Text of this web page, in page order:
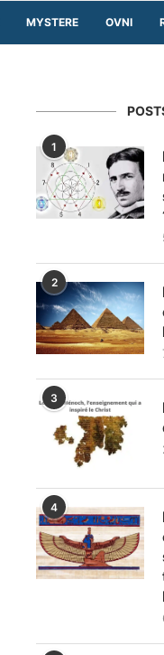
MYSTERE OVNI
1
2
3
4